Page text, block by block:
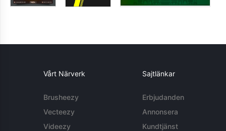
Vårt Närverk
Brusheezy
Vecteezy
Videezy
Sajtlänkar
Erbjudanden
Annonsera
Kundtjänst